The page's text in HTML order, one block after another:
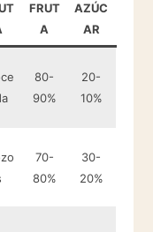
FRUT
A
AZÚC
AR
80-
90%
20-
10%
70-
80%
30-
20%